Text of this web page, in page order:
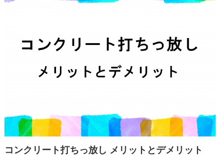
コンクリート打ちっ放し メリットとデメリット